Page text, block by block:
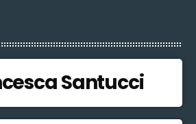
Santucci